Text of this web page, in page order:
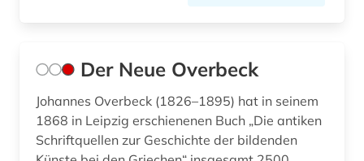
Der Neue Overbeck
Johannes Overbeck (1826–1895) hat in seinem
1868 in Leipzig erschienenen Buch „Die antiken
Schriftquellen zur Geschichte der bildenden